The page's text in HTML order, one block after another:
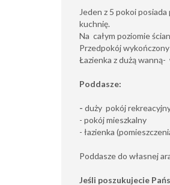
Jeden z 5 pokoi
kuchnię.
Na całym poziomie
Przedpokój
Łazienka z dużą
Poddasze:
- duży pokój
- pokój mieszkalny
- łazienka
Poddasze do własnej
Jeśli poszukujecie